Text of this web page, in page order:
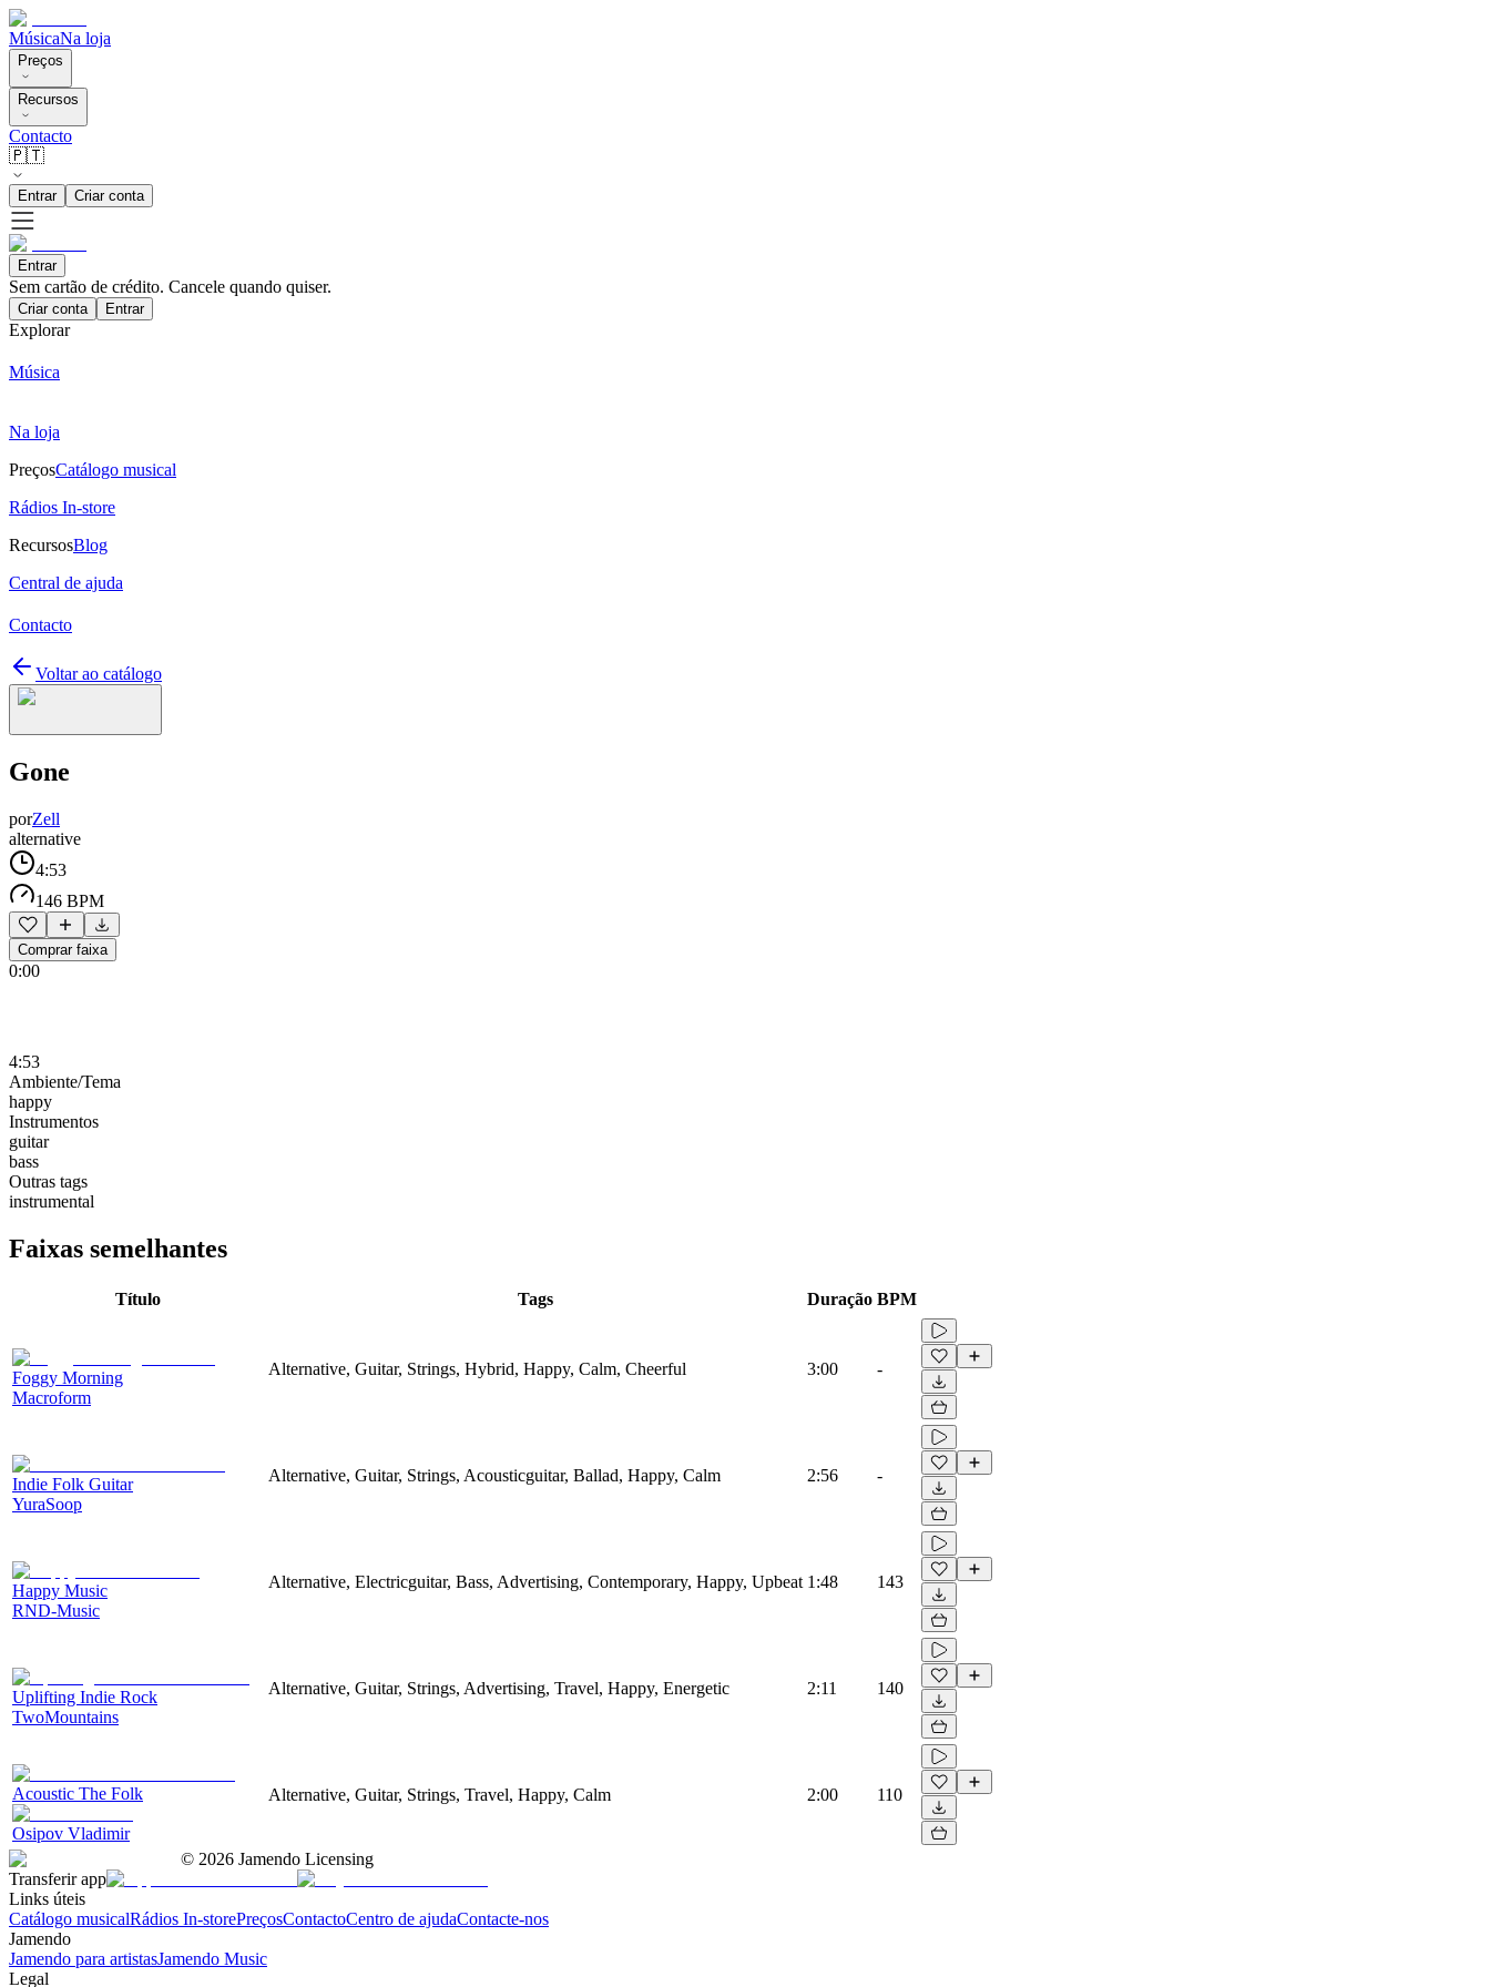
MúsicaNa loja
Preços
Recursos
Contacto
🇵🇹
Entrar Criar conta
Entrar
Sem cartão de crédito. Cancele quando quiser.
Criar conta Entrar
Explorar
Música
Na loja
PreçosCatálogo musical
Rádios In-store
RecursosBlog
Central de ajuda
Contacto
Voltar ao catálogo
Gone
porZell
alternative
4:53
146 BPM
Comprar faixa
0:00
4:53
Ambiente/Tema
happy
Instrumentos
guitar
bass
Outras tags
instrumental
Faixas semelhantes
Título Tags Duração BPM
Foggy Morning
Macroform
Alternative, Guitar, Strings, Hybrid, Happy, Calm, Cheerful 3:00 -
Indie Folk Guitar
YuraSoop
Alternative, Guitar, Strings, Acousticguitar, Ballad, Happy, Calm 2:56 -
Happy Music
RND-Music
Alternative, Electricguitar, Bass, Advertising, Contemporary, Happy, Upbeat 1:48 143
Uplifting Indie Rock
TwoMountains
Alternative, Guitar, Strings, Advertising, Travel, Happy, Energetic 2:11 140
Acoustic The Folk
Osipov Vladimir
Alternative, Guitar, Strings, Travel, Happy, Calm 2:00 110
© 2026 Jamendo Licensing
Transferir app
Links úteis
Catálogo musicalRádios In-storePreçosContactoCentro de ajudaContacte-nos
Jamendo
Jamendo para artistasJamendo Music
Legal